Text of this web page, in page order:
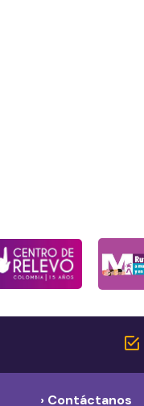
› Contáctanos